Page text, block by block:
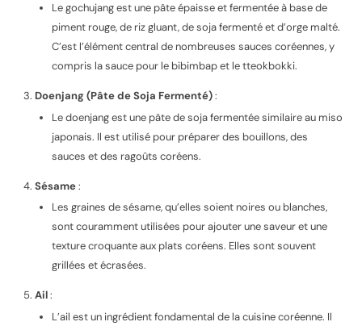
Le gochujang est une pâte épaisse et fermentée à base de
piment rouge, de riz gluant, de soja fermenté et d’orge malté.
C’est l’élément central de nombreuses sauces coréennes, y
compris la sauce pour le bibimbap et le tteokbokki.
Doenjang (Pâte de Soja Fermenté):
Le doenjang est une pâte de soja fermentée similaire au miso
japonais. Il est utilisé pour préparer des bouillons, des
sauces et des ragoûts coréens.
Sésame:
Les graines de sésame, qu’elles soient noires ou blanches,
sont couramment utilisées pour ajouter une saveur et une
texture croquante aux plats coréens. Elles sont souvent
grillées et écrasées.
Ail:
L’ail est un ingrédient fondamental de la cuisine coréenne. Il